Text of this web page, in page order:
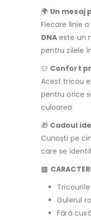
🌍 Un mesaj
Fiecare linie
DNA este un
pentru zilele
👕 Confort
Acest tricou
pentru orice
culoarea.
🎁 Cadoul
Cunoști pe
care se
▧
Gulerul
Fără